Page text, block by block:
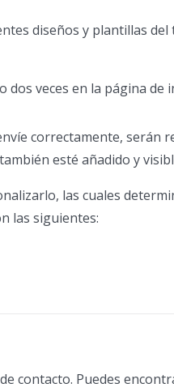
diseños y plantillas del
veces en la página de
correctamente, serán
esté añadido y
las cuales
las siguientes:
contacto. Puedes